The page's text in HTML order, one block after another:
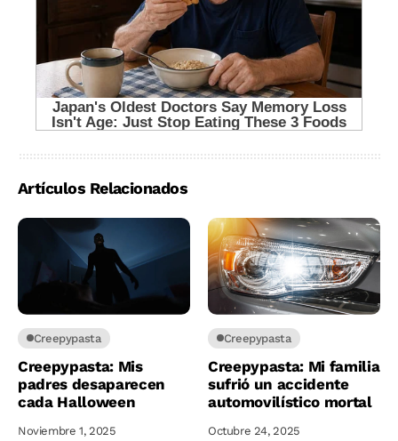
Artículos Relacionados
Creepypasta
Creepypasta: Mis
padres desaparecen
cada Halloween
Noviembre 1, 2025
Creepypasta
Creepypasta: Mi familia
sufrió un accidente
automovilístico mortal
Octubre 24, 2025